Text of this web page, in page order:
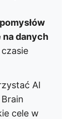
na danych
AI
Brain
cele w